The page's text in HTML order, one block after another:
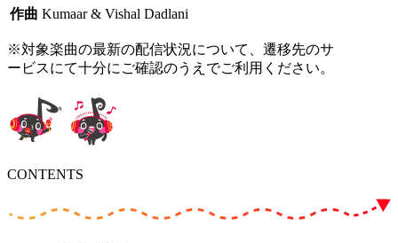
作曲 Kumaar & Vishal Dadlani
※対象楽曲の最新の配信状況について、遷移先のサ
ービスにて十分にご確認のうえでご利用ください。
CONTENTS